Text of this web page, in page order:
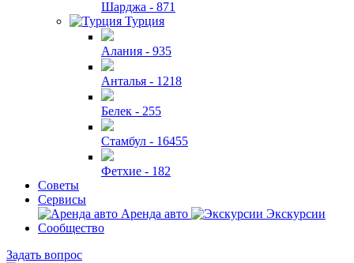
Шарджа - 871
Турция
Алания - 935
Анталья - 1218
Белек - 255
Стамбул - 16455
Фетхие - 182
Советы
Сервисы
Аренда авто
Экскурсии
Сообщество
Задать вопрос